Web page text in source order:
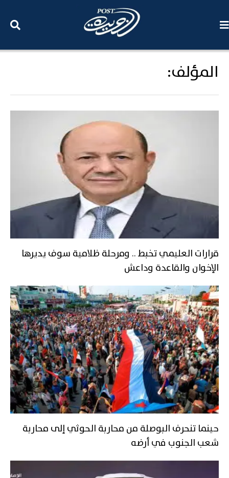
المؤلف:
قرارات العليمي تخبط .. ومرحلة ظلامية سوف يديرها
الإخوان والقاعدة وداعش
حينما تنحرف البوصلة من محاربة الحوثي إلى محاربة
شعب الجنوب في أرضه